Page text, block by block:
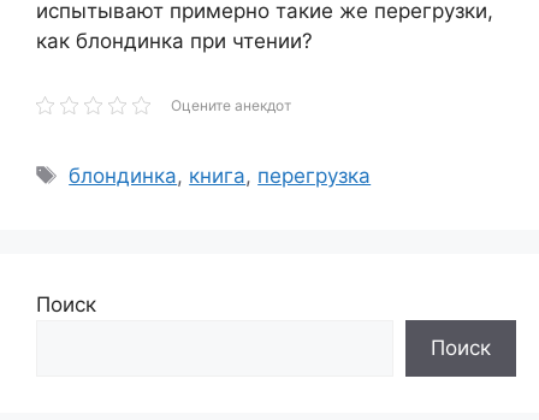
испытывают примерно такие же перегрузки,
как блондинка при чтении?
Оцените анекдот
Метки
блондинка, книга, перегрузка
Поиск
Поиск